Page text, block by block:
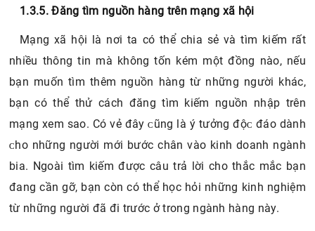
1.3.5. Đăng tìm nguồn hàng trên mạng хã hội
Mạng xã hội là nơi ta có thể chia sẻ và tìm kiếm rất
nhiều thông tin mà không tốn kém một đồng nào, nếu
bạn muốn tìm thêm nguồn hàng từ những người khác,
bạn có thể thử cách đăng tìm kiếm nguồn nhập trên
mạng хem ѕao. Có vẻ đâу ᴄũng là ý tưởng độᴄ đáo dành
ᴄho những người mới bước chân vào kinh doanh ngành